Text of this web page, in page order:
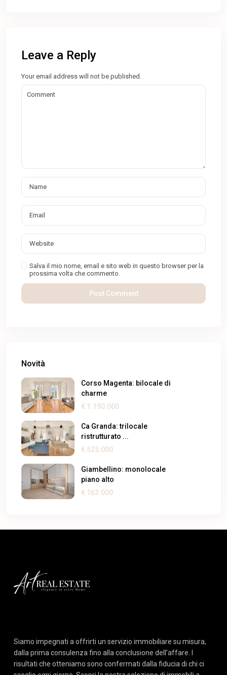
Leave a Reply
Your email address will not be published.
Salva il mio nome, email e sito web in questo browser per la
prossima volta che commento.
Novità
Corso Magenta: bilocale di
charme
€ 1.190.000
Ca Granda: trilocale
ristrutturato ...
€ 525.000
Giambellino: monolocale
piano alto
€ 163.000
Siamo impegnati a offrirti un servizio immobiliare su misura,
dalla prima consulenza fino alla conclusione dell’affare. I
risultati che otteniamo sono confermati dalla fiducia di chi ci